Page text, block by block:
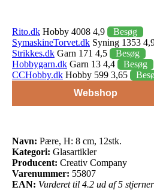
Rito.dk Hobby 4008 4,9
Besøg
SymaskineTorvet.dk Syning 1353
Strikkes.dk Garn 171 4,5
Besøg
Hobbygarn.dk Garn 13 4,4
Besøg
CCHobby.dk Hobby 599 3,65
Webshop
Navn: Pære, H: 8 cm, 12stk.
Kategori: Glasartikler
Producent: Creativ Company
Varenummer: 55807
EAN: Vurderet til 4.2 ud af 5